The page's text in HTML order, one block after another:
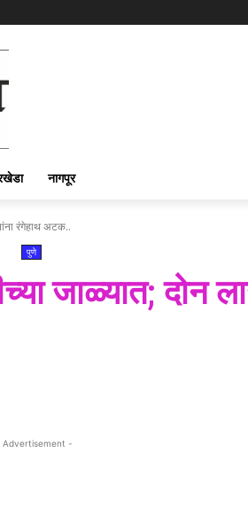
नागपूर
रंगेहाथ अटक..
पुणे
जाळ्यात; दोन
-